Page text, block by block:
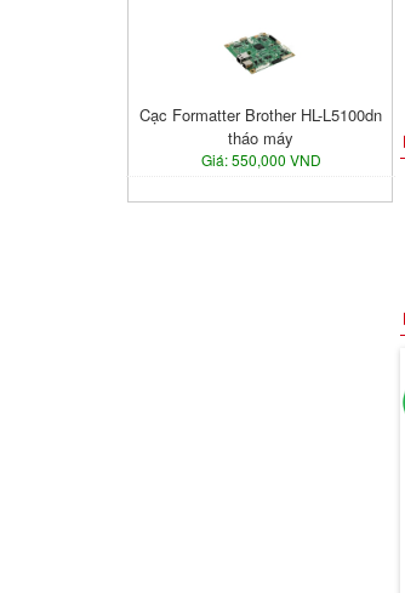
Cạc Formatter Brother HL-L5100dn
tháo máy
Giá: 550,000 VND